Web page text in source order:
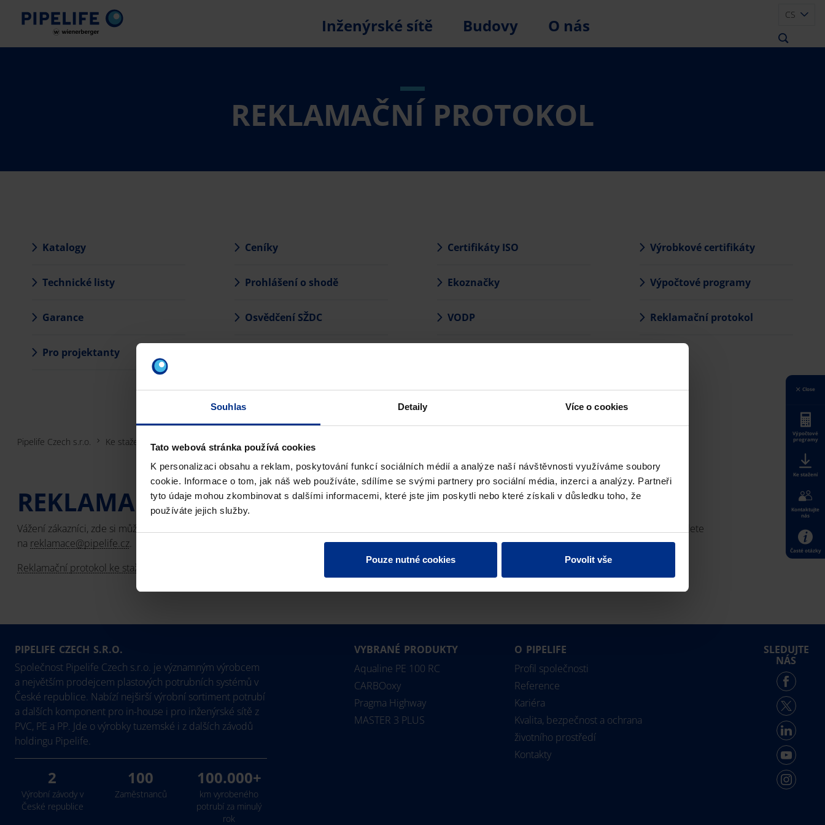
Souhlas Detaily Více o cookies
Tato webová stránka používá cookies
K personalizaci obsahu a reklam, poskytování funkcí sociálních médií a analýze naší návštěvnosti využíváme soubory
cookie. Informace o tom, jak náš web používáte, sdílíme se svými partnery pro sociální média, inzerci a analýzy. Partneři
tyto údaje mohou zkombinovat s dalšími informacemi, které jste jim poskytli nebo které získali v důsledku toho, že
používáte jejich služby.
Pouze nutné cookies Povolit vše
Inženýrské sítě Budovy O nás
CS
REKLAMAČNÍ PROTOKOL
Katalogy
Technické listy
Garance
Pro projektanty
Ceníky
Prohlášení o shodě
Osvědčení SŽDC
Certifikáty ISO
Ekoznačky
VODP
Výrobkové certifikáty
Výpočtové programy
Reklamační protokol
Pipelife Czech s.r.o. Ke stažení Reklamační protokol
REKLAMAČNÍ PROTOKOL
Vážení zákazníci, zde si můžete stáhnout interaktivní PDF - reklamační protokol, do kterého lze dopisovat požadované data. Tento reklamační protokol odešlete
na reklamace@pipelife.cz.
Reklamační protokol ke stažení
Close
Výpočtové
programy
Ke stažení
Kontaktujte
nás
Časté otázky
PIPELIFE CZECH S.R.O.
Společnost Pipelife Czech s.r.o. je významným výrobcem
a největším prodejcem plastových potrubních systémů v
České republice. Nabízí nejširší výrobní sortiment potrubí
a dalších komponent pro in-house i pro inženýrské sítě z
PVC, PE a PP. Jde o výrobky tuzemské i z dalších závodů
holdingu Pipelife.
2
Výrobní závody v
České republice
100
Zaměstnanců
100.000+
km vyrobeného
potrubí za minulý
rok
VYBRANÉ PRODUKTY
Aqualine PE 100 RC
CARBOoxy
Pragma Highway
MASTER 3 PLUS
O PIPELIFE
Profil společnosti
Reference
Kariéra
Kvalita, bezpečnost a ochrana
životního prostředí
Kontakty
SLEDUJTE
NÁS